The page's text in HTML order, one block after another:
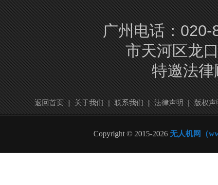
广州电话：
市天河区龙
特邀法
返回首页 | 关于我们 | 联系我们 | 法律声明 | 版权声
Copyright © 2015-2026 无人机网（